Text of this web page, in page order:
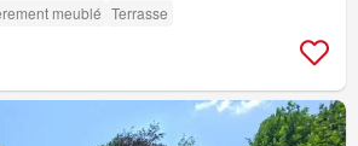
meublé Terrasse